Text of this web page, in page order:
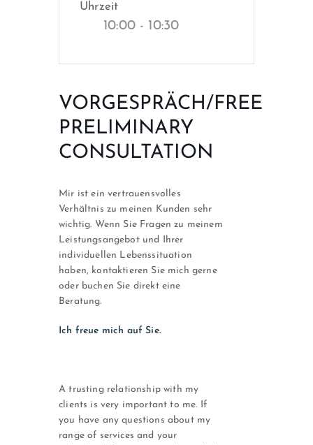
Uhrzeit
10:00 - 10:30
VORGESPRÄCH/FREE
PRELIMINARY
CONSULTATION
Mir ist ein vertrauensvolles
Verhältnis zu meinen Kunden sehr
wichtig. Wenn Sie Fragen zu meinem
Leistungsangebot und Ihrer
individuellen Lebenssituation
haben, kontaktieren Sie mich gerne
oder buchen Sie direkt eine
Beratung.
Ich freue mich auf Sie.
A trusting relationship with my
clients is very important to me. If
you have any questions about my
range of services and your